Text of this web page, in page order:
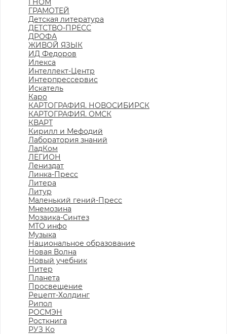
ГНОМ
ГРАМОТЕЙ
Детская литература
ДЕТСТВО-ПРЕСС
ДРОФА
ЖИВОЙ ЯЗЫК
ИД Федоров
Илекса
Интеллект-Центр
Интерпрессервис
Искатель
Каро
КАРТОГРАФИЯ. НОВОСИБИРСК
КАРТОГРАФИЯ. ОМСК
КВАРТ
Кирилл и Мефодий
Лаборатория знаний
ЛадКом
ЛЕГИОН
Лениздат
Линка-Пресс
Литера
Литур
Маленький гений-Пресс
Мнемозина
Мозаика-Синтез
МТО инфо
Музыка
Национальное образование
Новая Волна
Новый учебник
Питер
Планета
Просвещение
Рецепт-Холдинг
Рипол
РОСМЭН
Росткнига
РУЗ Ко